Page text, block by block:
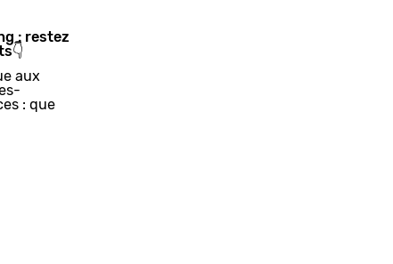
: restez
aux
: que